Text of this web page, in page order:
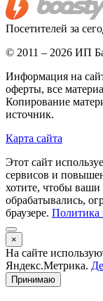
Посетителей за
© 2011 – 2026 ИП
Информация на
оферты, все
Копирование
источник.
Карта сайта
Этот сайт
сервисов и
хотите, чтобы ваши
обрабатывались,
браузере. Политика
×
На сайте
Яндекс.Метрика.
Принимаю